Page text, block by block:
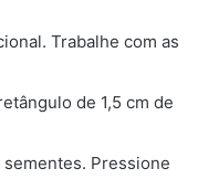
Trabalhe com as
de 1,5 cm de
Pressione